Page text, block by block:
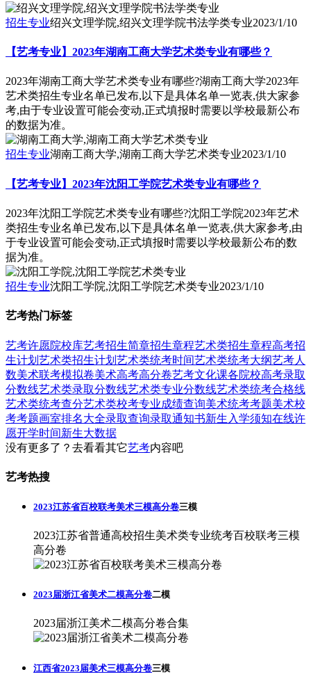
招生专业绍兴文理学院,绍兴文理学院书法学类专业2023/1/10
【艺考专业】2023年湖南工商大学艺术类专业有哪些？
2023年湖南工商大学艺术类专业有哪些?湖南工商大学2023年
艺术类招生专业名单已发布,以下是具体名单一览表,供大家参
考,由于专业设置可能会变动,正式填报时需要以学校最新公布
的数据为准。
招生专业湖南工商大学,湖南工商大学艺术类专业2023/1/10
【艺考专业】2023年沈阳工学院艺术类专业有哪些？
2023年沈阳工学院艺术类专业有哪些?沈阳工学院2023年艺术
类招生专业名单已发布,以下是具体名单一览表,供大家参考,由
于专业设置可能会变动,正式填报时需要以学校最新公布的数
据为准。
招生专业沈阳工学院,沈阳工学院艺术类专业2023/1/10
艺考热门标签
艺考许愿院校库艺考招生简章招生章程艺术类招生章程高考招
生计划 艺术类招生计划 艺术类统考时间艺术类统考大纲艺考人
数美术联考模拟卷美术高考高分卷艺考文化课各院校高考录取
分数线艺术类录取分数线艺术类专业分数线艺术类统考合格线
艺术类统考查分艺术类校考专业成绩查询美术统考考题美术校
考考题画室排名大全录取查询录取通知书新生入学须知在线许
愿开学时间新生大数据
没有更多了？去看看其它艺考内容吧
艺考热搜
2023江苏省百校联考美术三模高分卷三模
2023江苏省普通高校招生美术类专业统考百校联考三模
高分卷
2023届浙江省美术二模高分卷二模
2023届浙江美术二模高分卷合集
江西省2023届美术三模高分卷三模